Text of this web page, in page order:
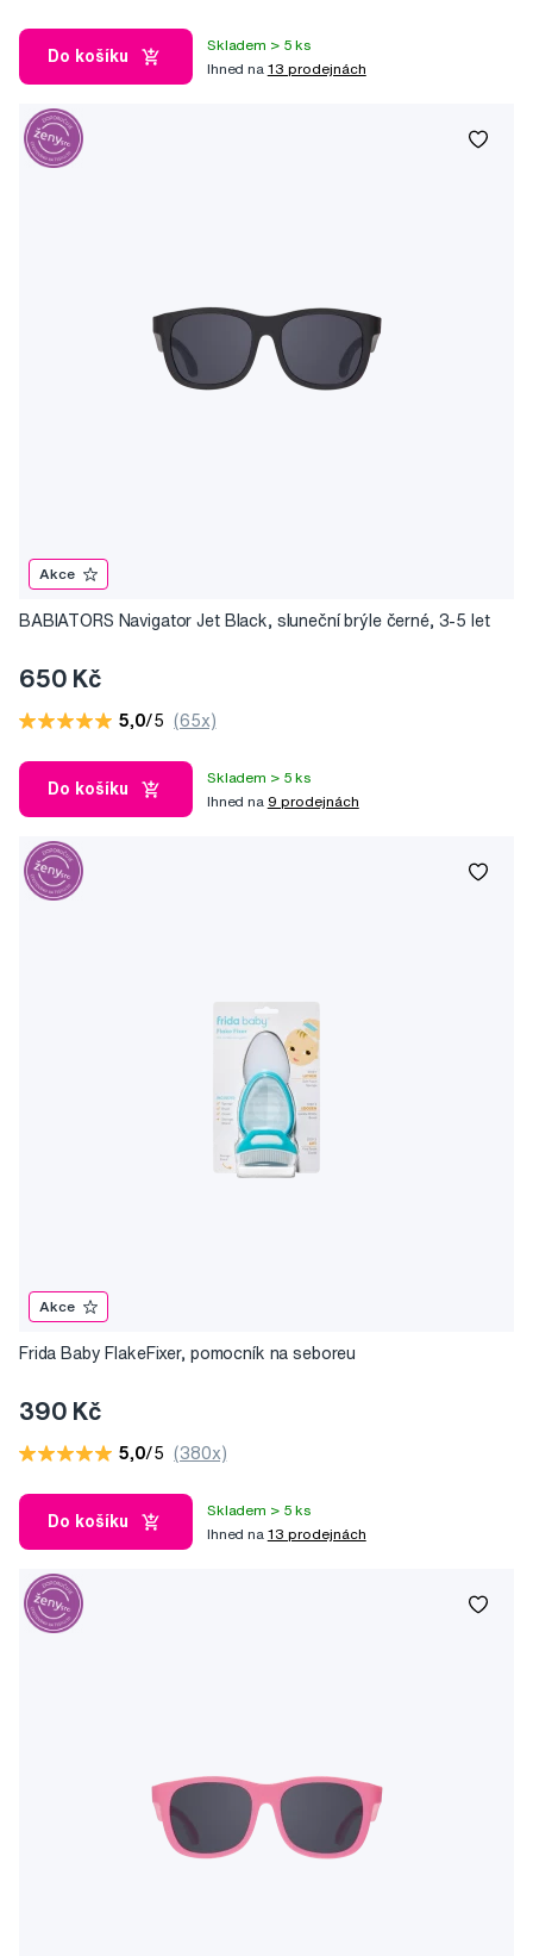
Do košíku
Skladem > 5 ks
Ihned na 13 prodejnách
Akce
BABIATORS Navigator Jet Black, sluneční brýle černé, 3-5 let
650 Kč
5,0/5 (65x)
Do košíku
Skladem > 5 ks
Ihned na 9 prodejnách
Akce
Frida Baby FlakeFixer, pomocník na seboreu
390 Kč
5,0/5 (380x)
Do košíku
Skladem > 5 ks
Ihned na 13 prodejnách